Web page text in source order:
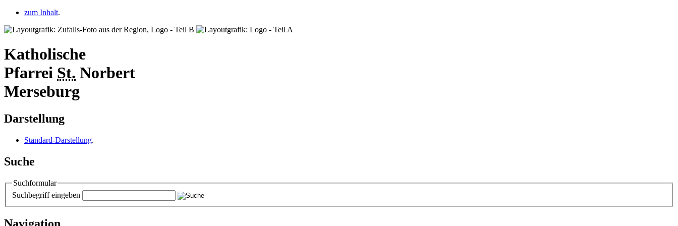
zum Inhalt.
Katholische
Pfarrei St. Norbert
Merseburg
Darstellung
Standard-Darstellung.
Suche
Suchformular
Suchbegriff eingeben